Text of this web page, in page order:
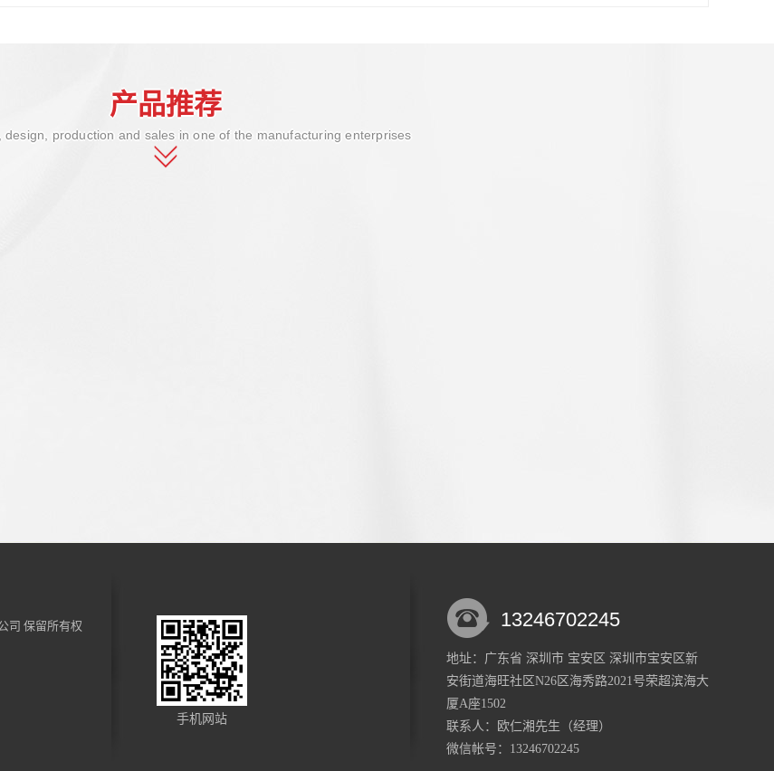
产品推荐
design, production and sales in one of the manufacturing enterprises
司 保留所有权
手机网站
13246702245
地址：广东省 深圳市 宝安区 深圳市宝安区新
安街道海旺社区N26区海秀路2021号荣超滨海大
厦A座1502
联系人：欧仁湘 先生 （经理）
微信帐号：13246702245